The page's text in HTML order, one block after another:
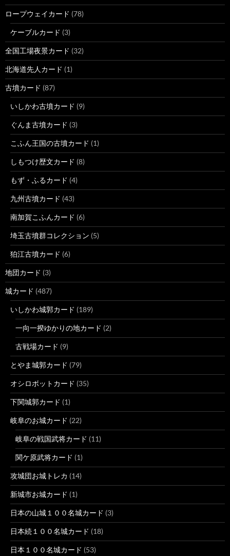
ロープウェイカード (78)
ケーブルカード (3)
全国工場夜景カード (32)
北海道先人カード (1)
古墳カード (87)
いしかわ古墳カード (9)
ぐんま古墳カード (3)
こふん王国の古墳カード (1)
しもつけ歴文カード (8)
もず・ふるカード (4)
九州古墳カード (43)
南加賀こふんカード (6)
埼玉古墳群コレクション (5)
狛江古墳カード (6)
地団カード (3)
城カード (487)
いしかわ城郭カード (189)
一向一揆ゆかりの地カード (2)
古戦場カード (9)
とやま城郭カード (79)
オシロボットカード (35)
下関城郭カード (1)
岐阜のお城カード (22)
岐阜の戦国武将カード (11)
関ケ原武将カード (1)
攻城団お城トレカ (14)
新城市お城カード (1)
日本の山城１００名城カード (3)
日本続１００名城カード (18)
日本１００名城カード (53)